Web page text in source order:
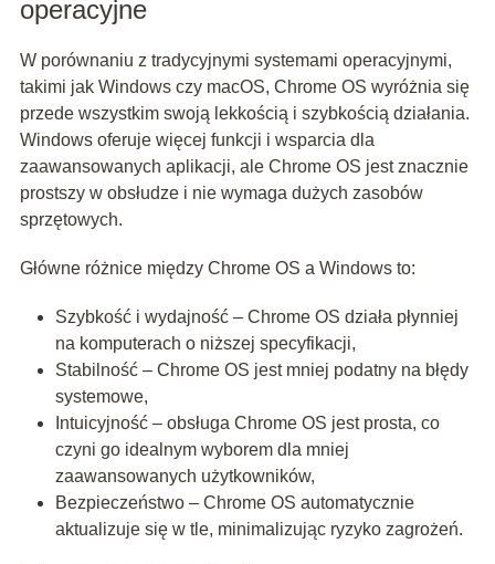
operacyjne
W porównaniu z tradycyjnymi systemami operacyjnymi,
takimi jak Windows czy macOS, Chrome OS wyróżnia się
przede wszystkim swoją lekkością i szybkością działania.
Windows oferuje więcej funkcji i wsparcia dla
zaawansowanych aplikacji, ale Chrome OS jest znacznie
prostszy w obsłudze i nie wymaga dużych zasobów
sprzętowych.
Główne różnice między Chrome OS a Windows to:
Szybkość i wydajność – Chrome OS działa płynniej
na komputerach o niższej specyfikacji,
Stabilność – Chrome OS jest mniej podatny na błędy
systemowe,
Intuicyjność – obsługa Chrome OS jest prosta, co
czyni go idealnym wyborem dla mniej
zaawansowanych użytkowników,
Bezpieczeństwo – Chrome OS automatycznie
aktualizuje się w tle, minimalizując ryzyko zagrożeń.